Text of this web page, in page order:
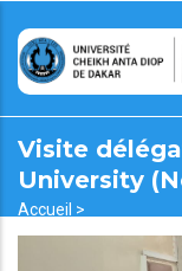
au
contenu
Visite
University
Fil
d'Ariane
Accueil >
Visite Délégation